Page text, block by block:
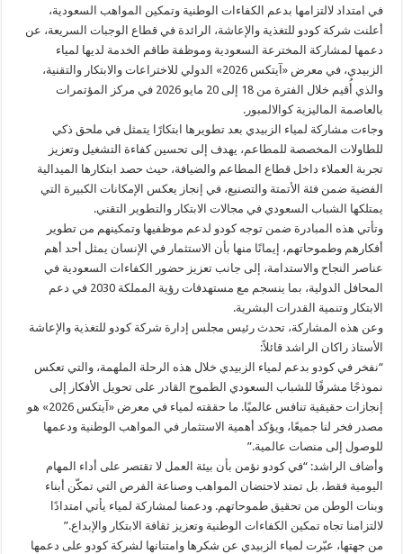
في امتداد لالتزامها بدعم الكفاءات الوطنية وتمكين المواهب السعودية،
أعلنت شركة كودو للتغذية والإعاشة، الرائدة في قطاع الوجبات السريعة، عن
دعمها لمشاركة المخترعة السعودية وموظفة طاقم الخدمة لديها لمياء
الزبيدي، في معرض «آيتكس 2026» الدولي للاختراعات والابتكار والتقنية،
والذي أُقيم خلال الفترة من 18 إلى 20 مايو 2026 في مركز المؤتمرات
بالعاصمة الماليزية كوالالمبور.
وجاءت مشاركة لمياء الزبيدي بعد تطويرها ابتكارًا يتمثل في ملحق ذكي
للطاولات المخصصة للمطاعم، يهدف إلى تحسين كفاءة التشغيل وتعزيز
تجربة العملاء داخل قطاع المطاعم والضيافة، حيث حصد ابتكارها الميدالية
الفضية ضمن فئة الأتمتة والتصنيع، في إنجاز يعكس الإمكانات الكبيرة التي
يمتلكها الشباب السعودي في مجالات الابتكار والتطوير التقني.
وتأتي هذه المبادرة ضمن توجه كودو لدعم موظفيها وتمكينهم من تطوير
أفكارهم وطموحاتهم، إيمانًا منها بأن الاستثمار في الإنسان يمثل أحد أهم
عناصر النجاح والاستدامة، إلى جانب تعزيز حضور الكفاءات السعودية في
المحافل الدولية، بما ينسجم مع مستهدفات رؤية المملكة 2030 في دعم
الابتكار وتنمية القدرات البشرية.
وعن هذه المشاركة، تحدث رئيس مجلس إدارة شركة كودو للتغذية والإعاشة
الأستاذ راكان الراشد قائلاً:
“نفخر في كودو بدعم لمياء الزبيدي خلال هذه الرحلة الملهمة، والتي تعكس
نموذجًا مشرفًا للشباب السعودي الطموح القادر على تحويل الأفكار إلى
إنجازات حقيقية تنافس عالميًا. ما حققته لمياء في معرض «آيتكس 2026» هو
مصدر فخر لنا جميعًا، ويؤكد أهمية الاستثمار في المواهب الوطنية ودعمها
للوصول إلى منصات عالمية.”
وأضاف الراشد: “في كودو نؤمن بأن بيئة العمل لا تقتصر على أداء المهام
اليومية فقط، بل تمتد لاحتضان المواهب وصناعة الفرص التي تمكّن أبناء
وبنات الوطن من تحقيق طموحاتهم. ودعمنا لمشاركة لمياء يأتي امتدادًا
لالتزامنا تجاه تمكين الكفاءات الوطنية وتعزيز ثقافة الابتكار والإبداع.”
من جهتها، عبّرت لمياء الزبيدي عن شكرها وامتنانها لشركة كودو على دعمها